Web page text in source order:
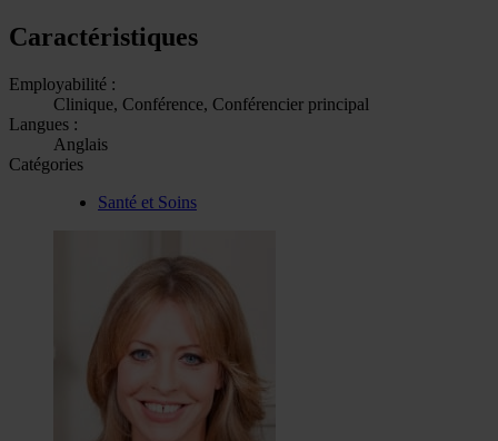
Caractéristiques
Employabilité :
Clinique, Conférence, Conférencier principal
Langues :
Anglais
Catégories
Santé et Soins